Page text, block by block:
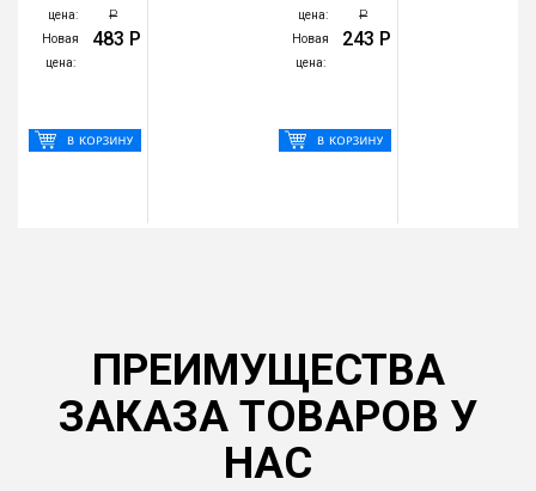
цена:
Р
Новая
цена:
483 Р
цена:
Р
Новая
цена:
243 Р
ПРЕИМУЩЕСТВА
ЗАКАЗА ТОВАРОВ У
НАС